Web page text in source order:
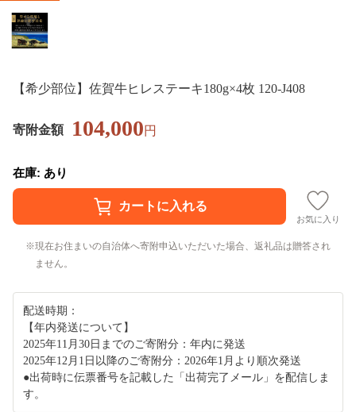
【希少部位】佐賀牛ヒレステーキ180g×4枚 120-J408
寄附金額 104,000円
在庫: あり
お気に入り
現在お住まいの自治体へ寄附申込いただいた場合、返礼品は贈答され
ません。
配送時期：
【年内発送について】
2025年11月30日までのご寄附分：年内に発送
2025年12月1日以降のご寄附分：2026年1月より順次発送
●出荷時に伝票番号を記載した「出荷完了メール」を配信しま
す。